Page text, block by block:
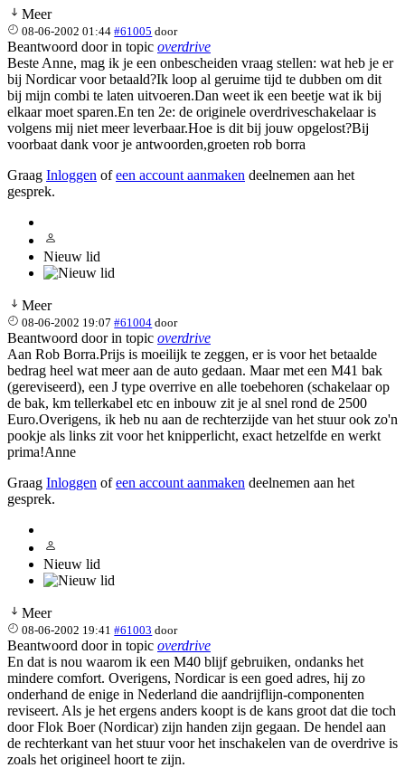
Meer
08-06-2002 01:44 #61005 door
Beantwoord doorin topic overdrive
Beste Anne, mag ik je een onbescheiden vraag stellen: wat heb je er
bij Nordicar voor betaald?Ik loop al geruime tijd te dubben om dit
bij mijn combi te laten uitvoeren.Dan weet ik een beetje wat ik bij
elkaar moet sparen.En ten 2e: de originele overdriveschakelaar is
volgens mij niet meer leverbaar.Hoe is dit bij jouw opgelost?Bij
voorbaat dank voor je antwoorden,groeten rob borra
Graag Inloggen ofeen account aanmaken deelnemen aan het
gesprek.
Nieuw lid
Meer
08-06-2002 19:07 #61004 door
Beantwoord doorin topic overdrive
Aan Rob Borra.Prijs is moeilijk te zeggen, er is voor het betaalde
bedrag heel wat meer aan de auto gedaan. Maar met een M41 bak
(gereviseerd), een J type overrive en alle toebehoren (schakelaar op
de bak, km tellerkabel etc en inbouw zit je al snel rond de 2500
Euro.Overigens, ik heb nu aan de rechterzijde van het stuur ook zo'n
pookje als links zit voor het knipperlicht, exact hetzelfde en werkt
prima!Anne
Graag Inloggen ofeen account aanmaken deelnemen aan het
gesprek.
Nieuw lid
Meer
08-06-2002 19:41 #61003 door
Beantwoord doorin topic overdrive
En dat is nou waarom ik een M40 blijf gebruiken, ondanks het
mindere comfort. Overigens, Nordicar is een goed adres, hij zo
onderhand de enige in Nederland die aandrijflijn-componenten
reviseert. Als je het ergens anders koopt is de kans groot dat die toch
door Flok Boer (Nordicar) zijn handen zijn gegaan. De hendel aan
de rechterkant van het stuur voor het inschakelen van de overdrive is
zoals het origineel hoort te zijn.